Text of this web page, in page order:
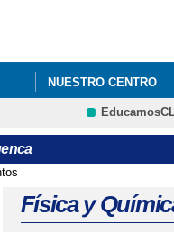
NUESTRO CENTRO
FORMACIÓN
Física y